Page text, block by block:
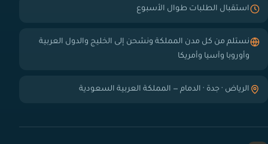
استقبال الطلبات طوال الأسبوع
نستلم من كل مدن المملكة ونشحن إلى الخليج والدول العربية
وأوروبا وآسيا وأمريكا
الرياض · جدة · الدمام — المملكة العربية السعودية